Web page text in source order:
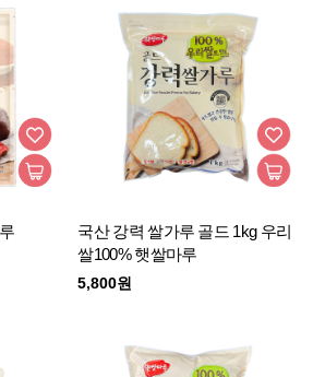
국산 강력 쌀가루 골드 1kg 우리
쌀100% 햇쌀마루
5,800원